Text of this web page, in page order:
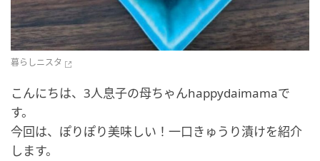
暮らしニスタ
こんにちは、3人息子の母ちゃんhappydaimamaで
す。
今回は、ぽりぽり美味しい！一口きゅうり漬けを紹介
します。